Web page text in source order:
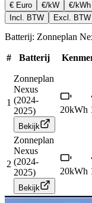
€ Euro €/kW
€/kWh
Incl. BTW
Excl. BTW
Batterij: Zonneplan
# Batterij
1
Zonneplan
Nexus
(2024-
2025)
Bekijk
20kWh
2
Zonneplan
Nexus
(2024-
2025)
Bekijk
20kWh